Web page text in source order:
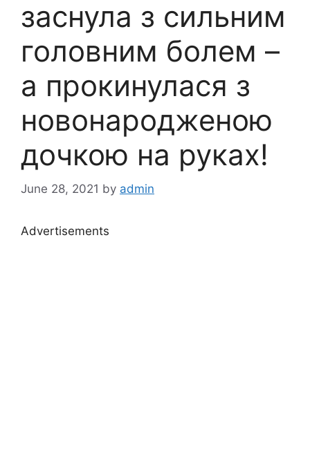
заснула з сильним
головним болем –
а прокинулася з
новонародженою
дочкою на руках!
June 28, 2021 by admin
Advertisements